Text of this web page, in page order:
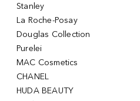
Stanley
La Roche-Posay
Douglas Collection
Purelei
MAC Cosmetics
CHANEL
HUDA BEAUTY